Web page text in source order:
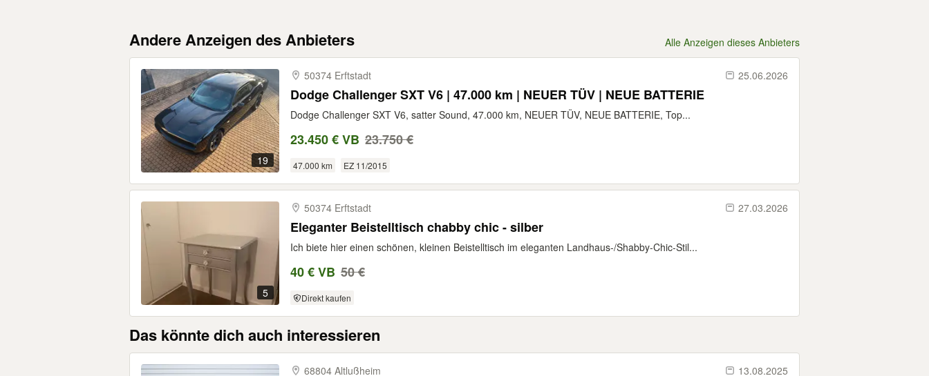
Andere Anzeigen des Anbieters Alle Anzeigen dieses Anbieters
19
50374 Erftstadt 25.06.2026
Dodge Challenger SXT V6 | 47.000 km | NEUER TÜV | NEUE BATTERIE
Dodge Challenger SXT V6, satter Sound, 47.000 km, NEUER TÜV, NEUE BATTERIE, Top...
23.450 € VB 23.750 €
47.000 km EZ 11/2015
5
50374 Erftstadt 27.03.2026
Eleganter Beistelltisch chabby chic - silber
Ich biete hier einen schönen, kleinen Beistelltisch im eleganten Landhaus-/Shabby-Chic-Stil...
40 € VB 50 €
Direkt kaufen
Das könnte dich auch interessieren
68804 Altlußheim 13.08.2025